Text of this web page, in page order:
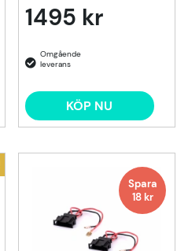
1495 kr
KÖP NU
Spara
18 kr